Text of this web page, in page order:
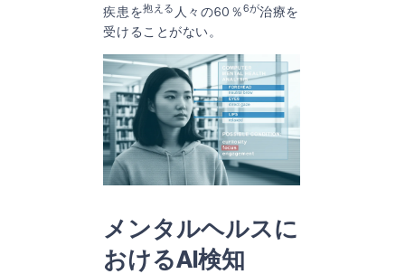
疾患を抱える 人々の60％6が治療を
受けることがない。
メンタルヘルスに
おけるAI検知